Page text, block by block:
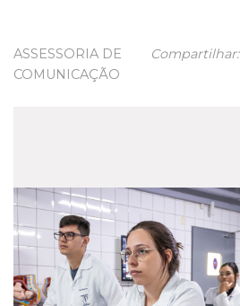
Compartilhar:
ASSESSORIA DE
COMUNICAÇÃO